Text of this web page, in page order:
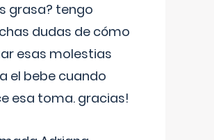
grasa? tengo
dudas de cómo
esas molestias
el bebe cuando
esa toma. gracias!